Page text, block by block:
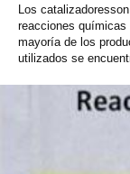
Los
reacciones
mayoría de los
utilizados se